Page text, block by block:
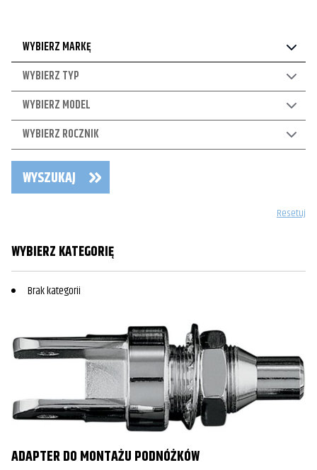
WYBIERZ MARKĘ
WYBIERZ TYP
WYBIERZ MODEL
WYBIERZ ROCZNIK
WYSZUKAJ
Resetuj
WYBIERZ KATEGORIĘ
Brak kategorii
ADAPTER DO MONTAŻU PODNÓŻKÓW